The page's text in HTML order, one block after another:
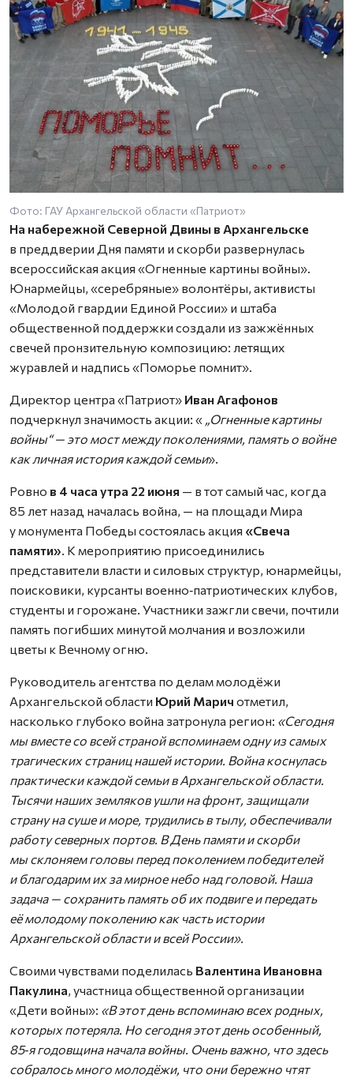
Фото: ГАУ Архангельской области «Патриот»
На набережной Северной Двины в Архангельске
в преддверии Дня памяти и скорби развернулась
всероссийская акция «Огненные картины войны».
Юнармейцы, «серебряные» волонтёры, активисты
«Молодой гвардии Единой России» и штаба
общественной поддержки создали из зажжённых
свечей пронзительную композицию: летящих
журавлей и надпись «Поморье помнит».
Директор центра «Патриот» Иван Агафонов
подчеркнул значимость акции: « „Огненные картины
войны“ — это мост между поколениями, память о войне
как личная история каждой семьи».
Ровно в 4 часа утра 22 июня — в тот самый час, когда
85 лет назад началась война, — на площади Мира
у монумента Победы состоялась акция «Свеча
памяти» . К мероприятию присоединились
представители власти и силовых структур, юнармейцы,
поисковики, курсанты военно‑патриотических клубов,
студенты и горожане. Участники зажгли свечи, почтили
память погибших минутой молчания и возложили
цветы к Вечному огню.
Руководитель агентства по делам молодёжи
Архангельской области Юрий Марич отметил,
насколько глубоко война затронула регион: «Сегодня
мы вместе со всей страной вспоминаем одну из самых
трагических страниц нашей истории. Война коснулась
практически каждой семьи в Архангельской области.
Тысячи наших земляков ушли на фронт, защищали
страну на суше и море, трудились в тылу, обеспечивали
работу северных портов. В День памяти и скорби
мы склоняем головы перед поколением победителей
и благодарим их за мирное небо над головой. Наша
задача — сохранить память об их подвиге и передать
её молодому поколению как часть истории
Архангельской области и всей России».
Своими чувствами поделилась Валентина Ивановна
Пакулина, участница общественной организации
«Дети войны»: «В этот день вспоминаю всех родных,
которых потеряла. Но сегодня этот день особенный,
85‑я годовщина начала войны. Очень важно, что здесь
собралось много молодёжи, что они бережно чтят